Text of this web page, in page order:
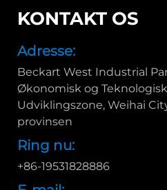
KONTAKT OS
Adresse:
Beckart West Industrial
Økonomisk og Teknologisk
Udviklingszone, Weihai
provinsen
Ring nu:
+86-19531828886